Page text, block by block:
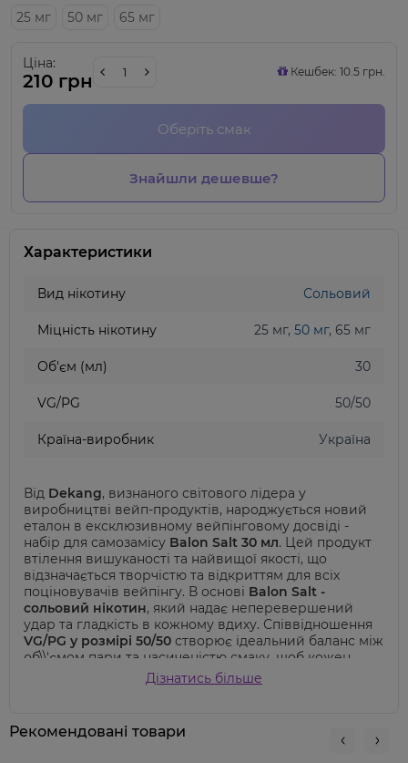
25 мг
50 мг 65 мг
Ціна:
210 грн Кешбек: 10.5 грн.
Оберіть смак
Знайшли дешевше?
Характеристики
Вид нікотину Сольовий
Міцність нікотину 25 мг, 50 мг, 65 мг
Об'єм (мл) 30
VG/PG 50/50
Країна-виробник Україна
Від Dekang, визнаного світового лідера у
виробництві вейп-продуктів, народжується новий
еталон в ексклюзивному вейпінговому досвіді -
набір для самозамісу Balon Salt 30 мл. Цей продукт
втілення вишуканості та найвищої якості, що
відзначається творчістю та відкриттям для всіх
поціновувачів вейпінгу. В основі Balon Salt -
сольовий нікотин, який надає неперевершений
удар та гладкість в кожному вдиху. Співвідношення
VG/PG у розмірі 50/50 створює ідеальний баланс між
об\\'ємом пари та насиченістю смаку, щоб кожен
момент вейпінгу став справжньою подією.
Упакований у стильній30-млпластиковій тарі, Balon
ароматичних відкриттів. Різноманітність міцностей
нікотину (25/50/65 мг) робить цей продукт відмінним
Дізнатись більше
Рекомендовані товари